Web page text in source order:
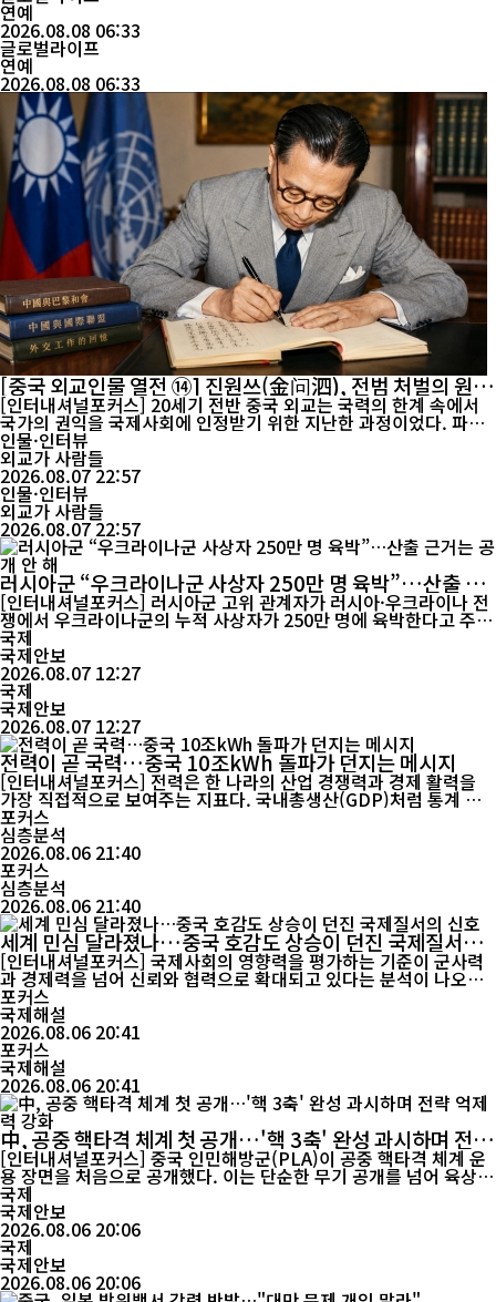
목격담이 확산하면서 두 사람을 둘러싼 열애설이 다시 수면 위로 떠
올랐다. 최근 중국 온라인 공간에서는 음바페와 엑스포시토가 스페
인 바르셀로나에서 함께 휴가를 보내고 있다는 내용의 목격담이 ...
연예
2026.08.08 06:33
글로벌라이프
연예
2026.08.08 06:33
[중국 외교인물 열전 ⑭] 진원쓰(金问泗), 전범 처벌의 원칙
을 국제무대에 세운 외교관
[인터내셔널포커스] 20세기 전반 중국 외교는 국력의 한계 속에서
국가의 권익을 국제사회에 인정받기 위한 지난한 과정이었다. 파리
강화회의와 국제연맹, 워싱턴회의를 거쳐 제2차 세계대전 전범 처벌
논의에 이르기까지 그 현장을 오랫동안 지킨 외교관 가운데 한 사람
이 진원쓰(金问泗·1892~1968)다. 1892년 저장성 자싱에서 태어
난 진원쓰는 푸단공학과 톈진 베이양대학에서 공부...
인물·인터뷰
외교가 사람들
2026.08.07 22:57
인물·인터뷰
외교가 사람들
2026.08.07 22:57
러시아군 “우크라이나군 사상자 250만 명 육박”…산출 근
거는 공개 안 해
[인터내셔널포커스] 러시아군 고위 관계자가 러시아·우크라이나 전
쟁에서 우크라이나군의 누적 사상자가 250만 명에 육박한다고 주장
했다. 그러나 구체적인 산출 방식이나 이를 뒷받침하는 자료는 공개
하지 않았으며, 우크라이나 정부나 독립적인 국제기관을 통해 확인
된 수치도 아니다. 러시아 타스통신에 따르면 아프티 알라우디노프
러시아군 총군사정치국 부국장이자 ‘아흐마트’ ...
국제
국제안보
2026.08.07 12:27
국제
국제안보
2026.08.07 12:27
전력이 곧 국력…중국 10조kWh 돌파가 던지는 메시지
[인터내셔널포커스] 전력은 한 나라의 산업 경쟁력과 경제 활력을
가장 직접적으로 보여주는 지표다. 국내총생산(GDP)처럼 통계 방
식의 영향을 크게 받지 않고 생산과 소비, 산업 활동을 그대로 반영
하기 때문이다. 중국이 2025년 연간 전력 소비 10조kWh를 처음 돌
파한 것은 단순한 기록 경신을 넘어 AI와 전기차를 중심으로 한 산업
전환이 본격화되고 있음을 보여주는 상징적 사건으로 평가...
포커스
심층분석
2026.08.06 21:40
포커스
심층분석
2026.08.06 21:40
세계 민심 달라졌나…중국 호감도 상승이 던진 국제질서의
신호
[인터내셔널포커스] 국제사회의 영향력을 평가하는 기준이 군사력
과 경제력을 넘어 신뢰와 협력으로 확대되고 있다는 분석이 나오고
있다. 최근 퓨리서치센터(Pew Research Center)의 국제 여론조
사 결과를 토대로 중국에 대한 긍정적 평가가 미국보다 높게 나타난
국가가 적지 않다는 보도가 이어지면서, 글로벌 소프트파워 경쟁의
포커스
국제해설
2026.08.06 20:41
포커스
국제해설
2026.08.06 20:41
中, 공중 핵타격 체계 첫 공개…'핵 3축' 완성 과시하며 전략
억제력 강화
[인터내셔널포커스] 중국 인민해방군(PLA)이 공중 핵타격 체계 운
용 장면을 처음으로 공개했다. 이는 단순한 무기 공개를 넘어 육상·
해상·공중으로 이어지는 '핵 3축(Nuclear Triad)' 능력을 대외적으
로 과시하며 전략적 억제력을 한층 강화하겠다는 메시지를 담은 것
으로 해석된다. 특히 미·중 전략 경쟁이 심화되고 인도·태평양 지역
의 군사적 긴장이 이어지는 시점에 공개됐다는 점에서 국제...
국제
국제안보
2026.08.06 20:06
국제
국제안보
2026.08.06 20:06